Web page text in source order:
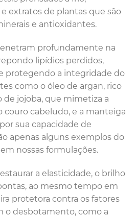
extratos de plantas que são
e antioxidantes.
profundamente na
lipídios perdidos,
protegendo a integridade do
como o óleo de argan, rico
de jojoba, que mimetiza a
couro cabeludo, e a manteiga
sua capacidade de
apenas alguns exemplos do
nossas formulações.
a elasticidade, o brilho
ao mesmo tempo em
protetora contra os fatores
o desbotamento, como a